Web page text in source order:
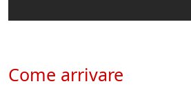
Come arrivare